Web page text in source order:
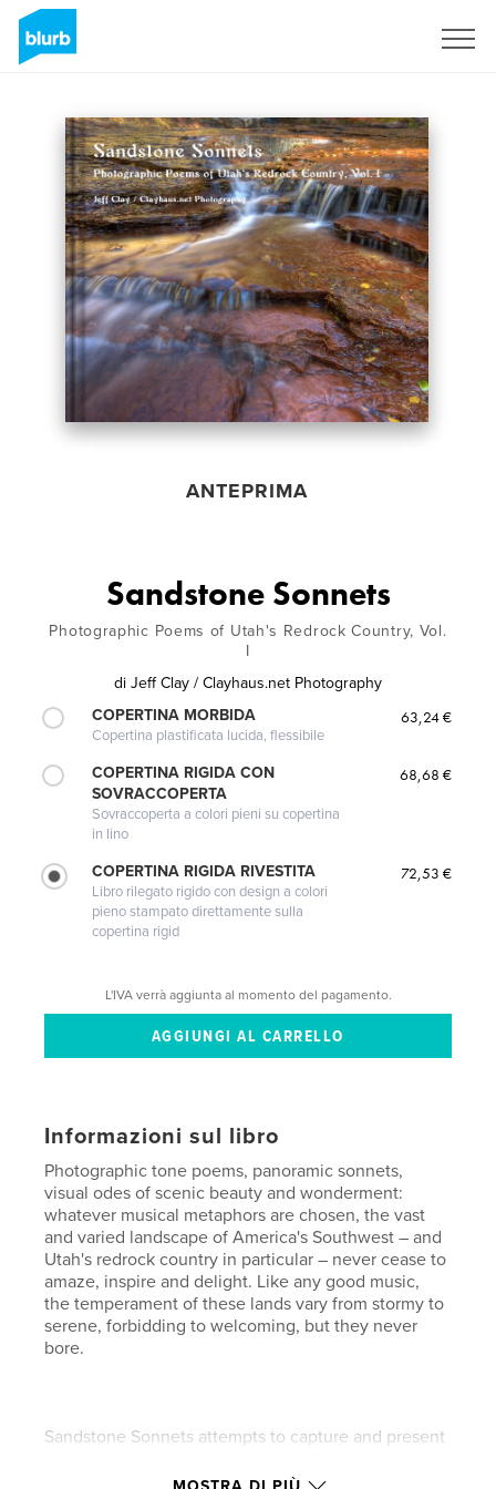
ANTEPRIMA
Sandstone Sonnets
Photographic Poems of Utah's Redrock Country, Vol.
I
di Jeff Clay / Clayhaus.net Photography
COPERTINA MORBIDA
Copertina plastificata lucida, flessibile
63,24 €
COPERTINA RIGIDA CON
SOVRACCOPERTA
Sovraccoperta a colori pieni su copertina
in lino
68,68 €
COPERTINA RIGIDA RIVESTITA
Libro rilegato rigido con design a colori
pieno stampato direttamente sulla
copertina rigid
72,53 €
L'IVA verrà aggiunta al momento del pagamento.
Informazioni sul libro
Photographic tone poems, panoramic sonnets,
visual odes of scenic beauty and wonderment:
whatever musical metaphors are chosen, the vast
and varied landscape of America's Southwest – and
Utah's redrock country in particular – never cease to
amaze, inspire and delight. Like any good music,
the temperament of these lands vary from stormy to
serene, forbidding to welcoming, but they never
bore.
Sandstone Sonnets attempts to capture and present
and music – of this beautiful and sometimes surreal